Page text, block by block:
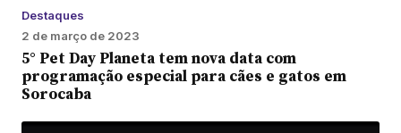
Destaques
2 de março de 2023
5° Pet Day Planeta tem nova data com
programação especial para cães e gatos em
Sorocaba